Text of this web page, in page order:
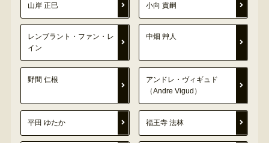
山岸 正巳 小向 貢嗣
レンブラント・ファン・レ
イン
中畑 艸人
野間 仁根
アンドレ・ヴィギュド
（Andre Vigud）
平田 ゆたか 福王寺 法林